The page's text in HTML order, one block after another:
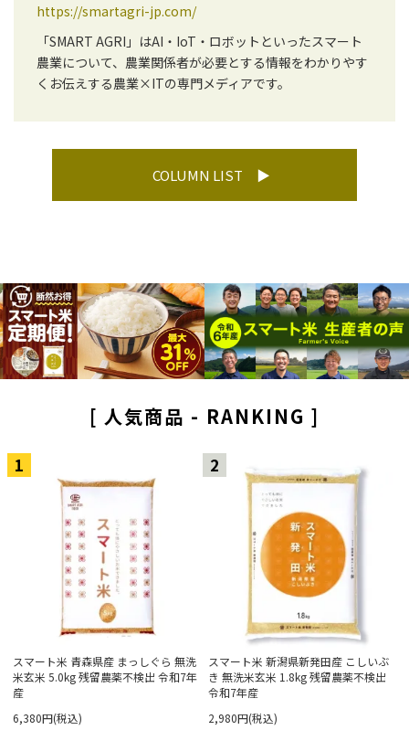
https://smartagri-jp.com/
「SMART AGRI」はAI・IoT・ロボットといったスマート
農業について、農業関係者が必要とする情報をわかりやす
くお伝えする農業×ITの専門メディアです。
COLUMN LIST
[ 人気商品 - RANKING ]
1
スマート米 青森県産 まっしぐら 無洗
米玄米 5.0kg 残留農薬不検出 令和7年
産
6,380円(税込)
2
スマート米 新潟県新発田産 こしいぶ
き 無洗米玄米 1.8kg 残留農薬不検出
令和7年産
2,980円(税込)